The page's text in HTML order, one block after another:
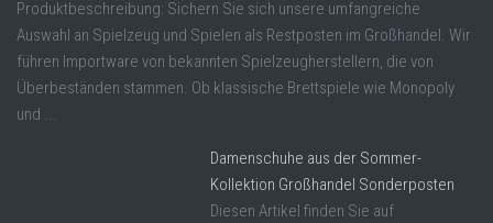
Produktbeschreibung: Sichern Sie sich unsere umfangreiche
Auswahl an Spielzeug und Spielen als Restposten im Großhandel. Wir
führen Importware von bekannten Spielzeugherstellern, die von
Überbeständen stammen. Ob klassische Brettspiele wie Monopoly
und ...
Damenschuhe aus der Sommer-
Kollektion Großhandel Sonderposten
Diesen Artikel finden Sie auf